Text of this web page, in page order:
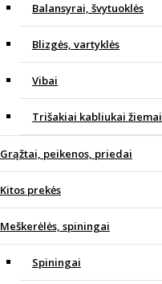
Balansyrai, švytuoklės
Blizgės, vartyklės
Vibai
Trišakiai kabliukai žiemai
Grąžtai, peikenos, priedai
Kitos prekės
Meškerėlės, spiningai
Spiningai